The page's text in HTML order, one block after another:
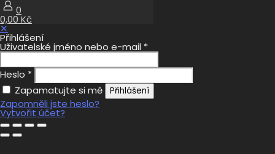
0
0,00 Kč
✕
Přihlášení
Uživatelské jméno nebo e-mail *
Heslo *
Zapamatujte si mě
Přihlášení
Zapomněli jste heslo?
Vytvořit účet?